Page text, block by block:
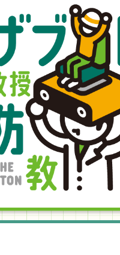
ン教授の防